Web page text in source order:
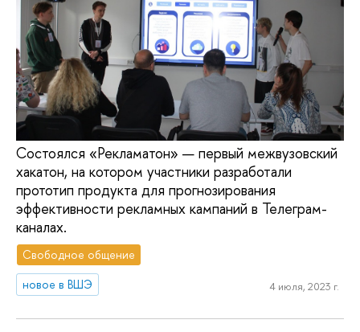
Состоялся «Рекламатон» — первый межвузовский
хакатон, на котором участники разработали
прототип продукта для прогнозирования
эффективности рекламных кампаний в Телеграм-
каналах.
Свободное общение
новое в ВШЭ
4 июля, 2023 г.